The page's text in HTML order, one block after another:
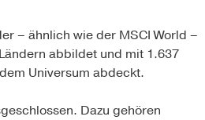
– ähnlich wie der MSCI World –
abbildet und mit 1.637
Universum abdeckt.
Dazu gehören